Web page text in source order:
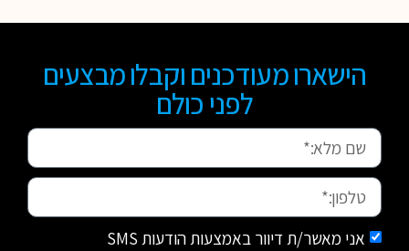
הישארו מעודכנים וקבלו מבצעים
לפני כולם
אני מאשר/ת דיוור באמצעות הודעות SMS